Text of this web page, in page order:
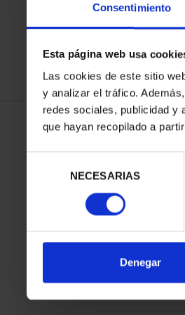
Consentimiento
Esta página web usa
Las cookies de este sitio
y analizar el tráfico.
redes sociales, publicidad y
que hayan recopilado a
consentimiento
NECESARIAS
Denegar
CARTERITA
ART.49
ORDENAR POR: